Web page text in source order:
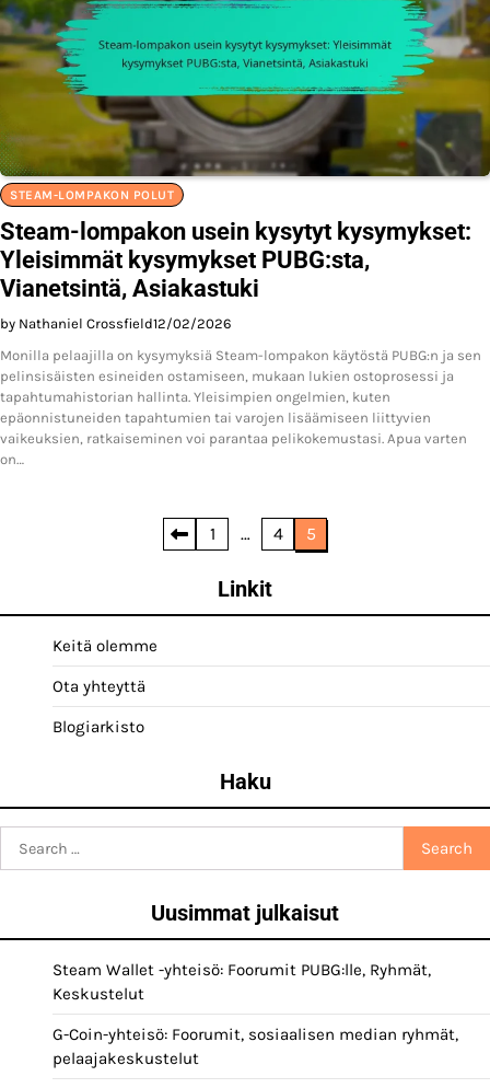
STEAM-LOMPAKON POLUT
Steam-lompakon usein kysytyt kysymykset:
Yleisimmät kysymykset PUBG:sta,
Vianetsintä, Asiakastuki
by Nathaniel Crossfield12/02/2026
Monilla pelaajilla on kysymyksiä Steam-lompakon käytöstä PUBG:n ja sen
pelinsisäisten esineiden ostamiseen, mukaan lukien ostoprosessi ja
tapahtumahistorian hallinta. Yleisimpien ongelmien, kuten
epäonnistuneiden tapahtumien tai varojen lisäämiseen liittyvien
vaikeuksien, ratkaiseminen voi parantaa pelikokemustasi. Apua varten
on…
1 … 4 5
Linkit
Keitä olemme
Ota yhteyttä
Blogiarkisto
Haku
for:
Uusimmat julkaisut
Steam Wallet -yhteisö: Foorumit PUBG:lle, Ryhmät,
Keskustelut
G-Coin-yhteisö: Foorumit, sosiaalisen median ryhmät,
pelaajakeskustelut